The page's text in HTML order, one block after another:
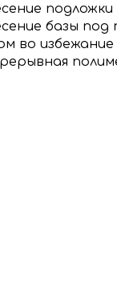
базы под
во